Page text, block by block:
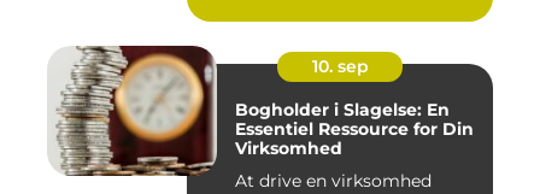
10. sep
Bogholder i Slagelse: En
Essentiel Ressource for Din
Virksomhed
At drive en virksomhed